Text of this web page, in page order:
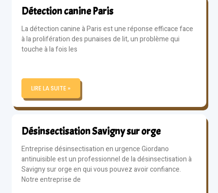
Détection canine Paris
La détection canine à Paris est une réponse efficace face
à la prolifération des punaises de lit, un problème qui
touche à la fois les
LIRE LA SUITE »
Désinsectisation Savigny sur orge
Entreprise désinsectisation en urgence Giordano
antinuisible est un professionnel de la désinsectisation à
Savigny sur orge en qui vous pouvez avoir confiance.
Notre entreprise de